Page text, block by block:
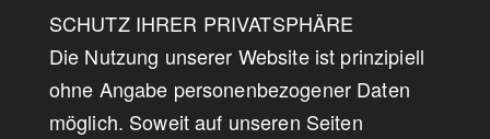
SCHUTZ IHRER PRIVATSPHÄRE
Die Nutzung unserer Website ist prinzipiell
ohne Angabe personenbezogener Daten
möglich. Soweit auf unseren Seiten